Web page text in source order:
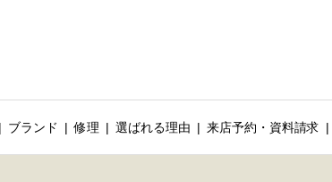
ブランド 修理 選ばれる理由 来店予約・資料請求